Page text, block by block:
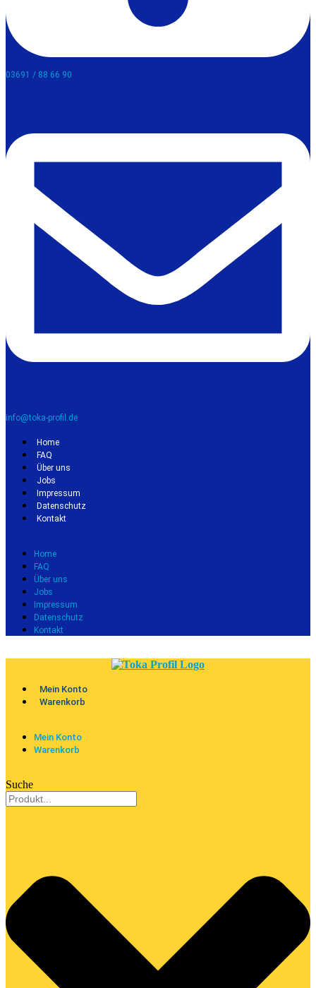
03691 / 88 66 90​
info@toka-profil.de
Home
FAQ
Über uns
Jobs
Impressum
Datenschutz
Kontakt
Home
FAQ
Über uns
Jobs
Impressum
Datenschutz
Kontakt
Mein Konto
Warenkorb
Mein Konto
Warenkorb
Suche